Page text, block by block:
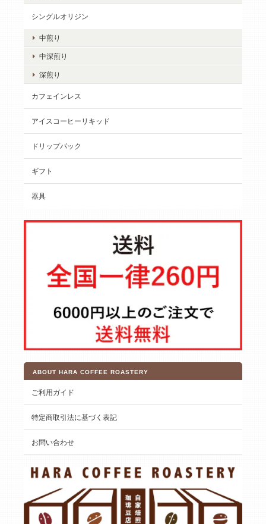
シングルオリジン
中煎り
中深煎り
深煎り
カフェインレス
アイスコーヒーリキッド
ドリップパック
ギフト
器具
ABOUT HARA COFFEE ROASTERY
ご利用ガイド
特定商取引法に基づく表記
お問い合わせ